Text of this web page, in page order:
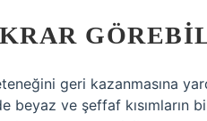
geri kazanmasına
beyaz ve şeffaf kısımların